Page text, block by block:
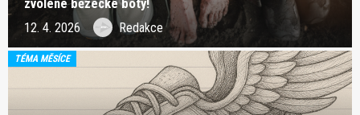
12. 4. 2026 Redakce
TÉMA MĚSÍCE